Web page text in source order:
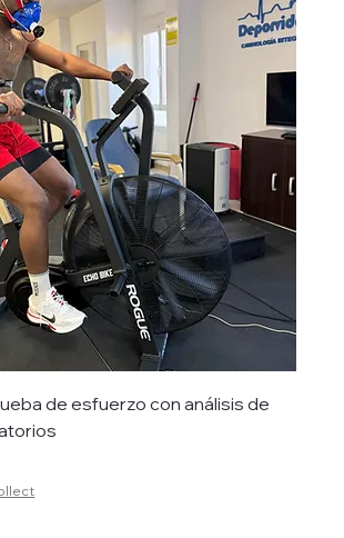
de esfuerzo con análisis de